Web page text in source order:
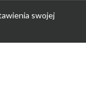
swojej